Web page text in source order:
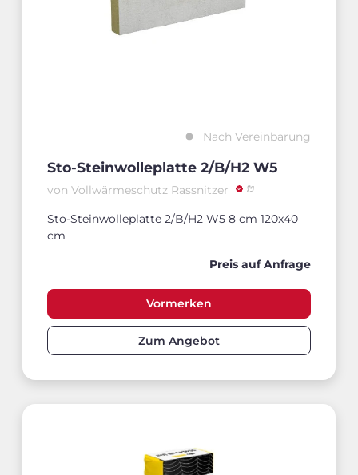
Nach Vereinbarung
Sto-Steinwolleplatte 2/B/H2 W5
von Vollwärmeschutz Rassnitzer
Sto-Steinwolleplatte 2/B/H2 W5 8 cm 120x40
cm
Preis auf Anfrage
Vormerken
Zum Angebot